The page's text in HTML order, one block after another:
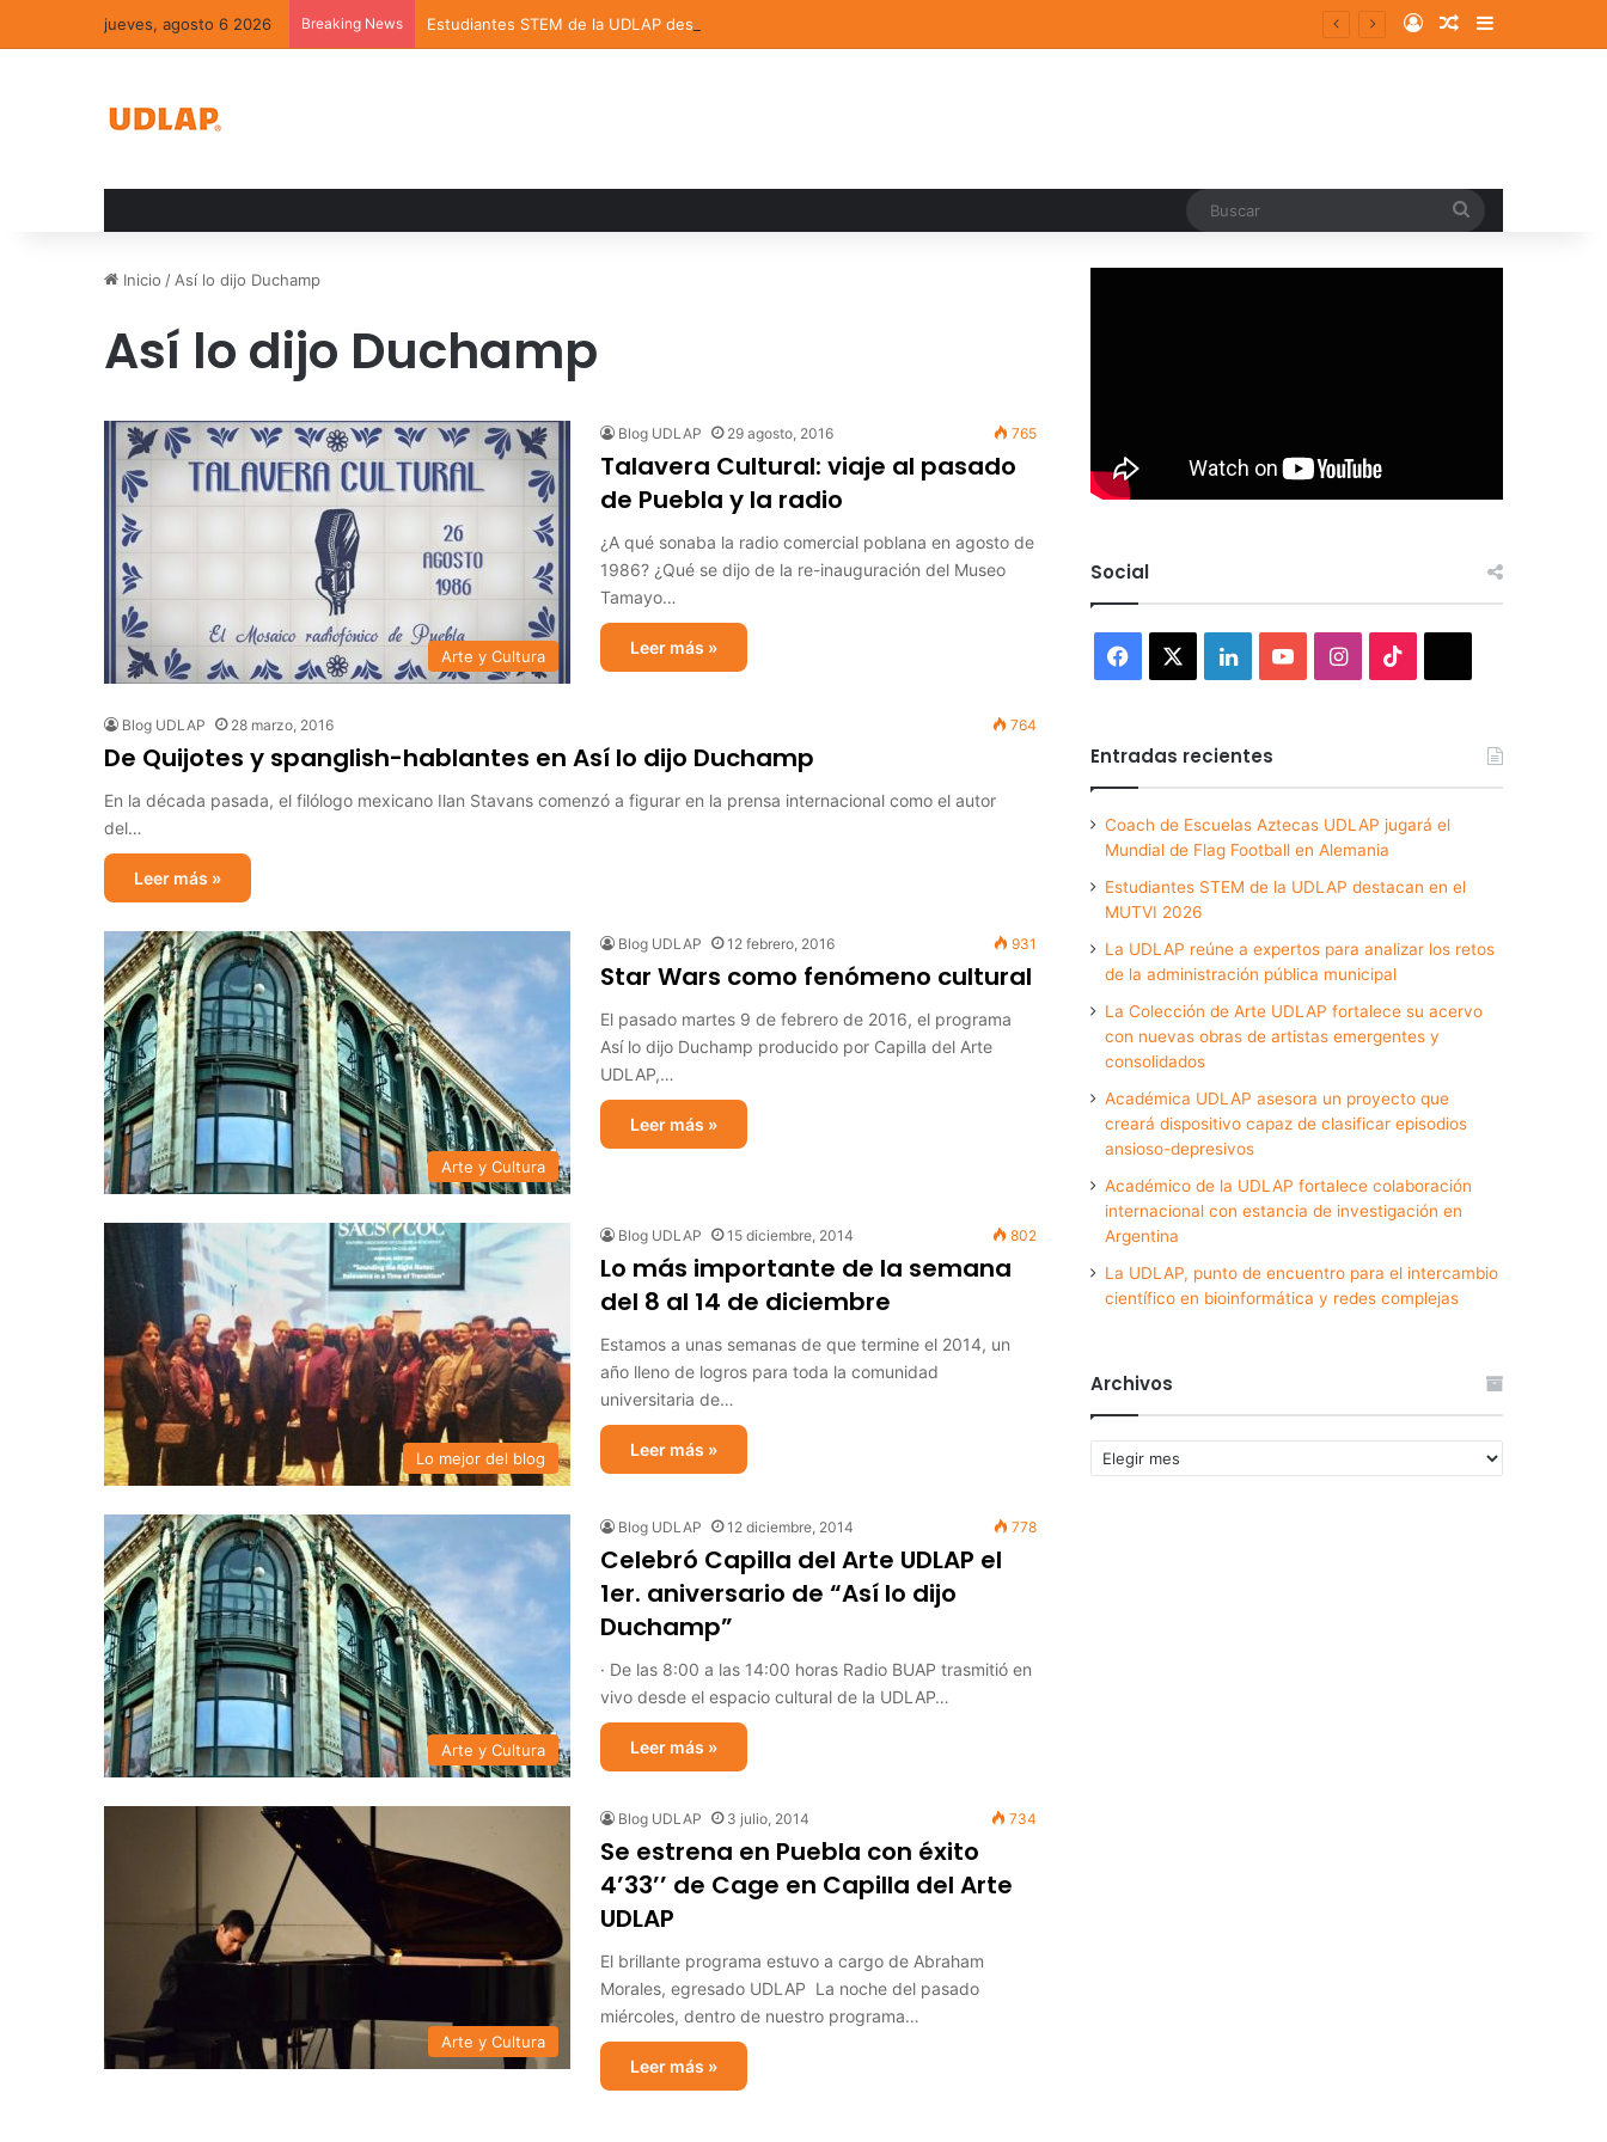
jueves, agosto 6 2026 Breaking News Estudiantes STEM de la UDLAP destacan en el MUTVI 2026 Log InRandom Article
Sidebar
Inicio / Así lo dijo Duchamp
Así lo dijo Duchamp
Arte y Cultura
Blog UDLAP 29 agosto, 2016 765
Talavera Cultural: viaje al pasado
de Puebla y la radio
¿A qué sonaba la radio comercial poblana en agosto de
1986? ¿Qué se dijo de la re-inauguración del Museo
Tamayo…
Leer más »
Blog UDLAP 28 marzo, 2016 764
De Quijotes y spanglish-hablantes en Así lo dijo Duchamp
En la década pasada, el filólogo mexicano Ilan Stavans comenzó a figurar en la prensa internacional como el autor
del…
Leer más »
Arte y Cultura
Blog UDLAP 12 febrero, 2016 931
Star Wars como fenómeno cultural
El pasado martes 9 de febrero de 2016, el programa
Así lo dijo Duchamp producido por Capilla del Arte
UDLAP,…
Leer más »
Lo mejor del blog
Blog UDLAP 15 diciembre, 2014 802
Lo más importante de la semana
del 8 al 14 de diciembre
Estamos a unas semanas de que termine el 2014, un
año lleno de logros para toda la comunidad
universitaria de…
Leer más »
Arte y Cultura
Blog UDLAP 12 diciembre, 2014 778
Celebró Capilla del Arte UDLAP el
1er. aniversario de “Así lo dijo
Duchamp”
· De las 8:00 a las 14:00 horas Radio BUAP trasmitió en
vivo desde el espacio cultural de la UDLAP…
Leer más »
Arte y Cultura
Blog UDLAP 3 julio, 2014 734
Se estrena en Puebla con éxito
4’33’’ de Cage en Capilla del Arte
UDLAP
El brillante programa estuvo a cargo de Abraham
Morales, egresado UDLAP La noche del pasado
miércoles, dentro de nuestro programa…
Leer más »
Social
Facebook LinkedInYouTubeInstagram
Entradas recientes
Coach de Escuelas Aztecas UDLAP jugará el
Mundial de Flag Football en Alemania
Estudiantes STEM de la UDLAP destacan en el
MUTVI 2026
La UDLAP reúne a expertos para analizar los retos
de la administración pública municipal
La Colección de Arte UDLAP fortalece su acervo
con nuevas obras de artistas emergentes y
consolidados
Académica UDLAP asesora un proyecto que
creará dispositivo capaz de clasificar episodios
ansioso-depresivos
Académico de la UDLAP fortalece colaboración
internacional con estancia de investigación en
Argentina
La UDLAP, punto de encuentro para el intercambio
científico en bioinformática y redes complejas
Archivos
Archivos